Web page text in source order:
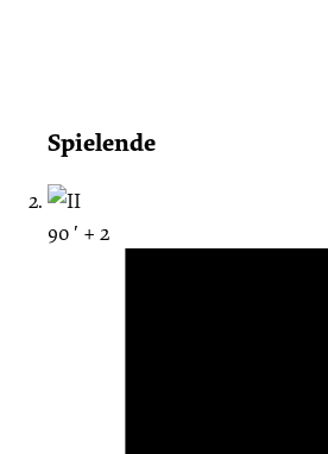
Spielende
90 ′ + 2